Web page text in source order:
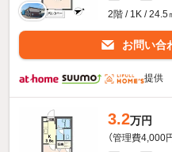
2階 / 1K / 24.5
お問い合
提供
3.2万円
（管理費4,000円